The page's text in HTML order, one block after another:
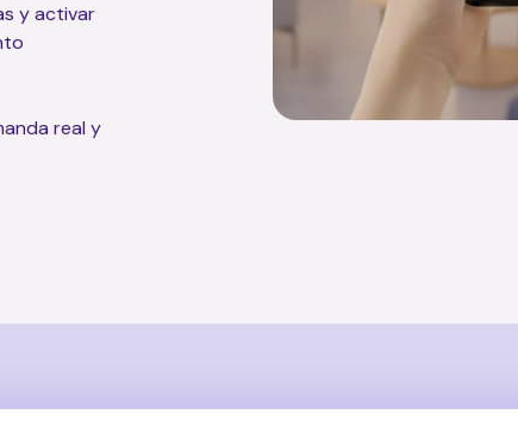
y activar
real y